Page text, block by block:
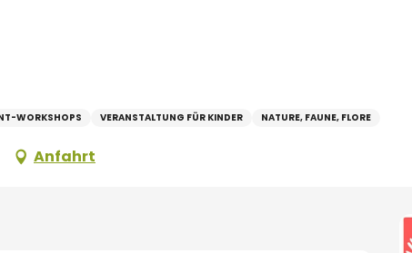
WORKSHOPS VERANSTALTUNG FÜR KINDER NATURE, FAUNE, FLORE
Anfahrt